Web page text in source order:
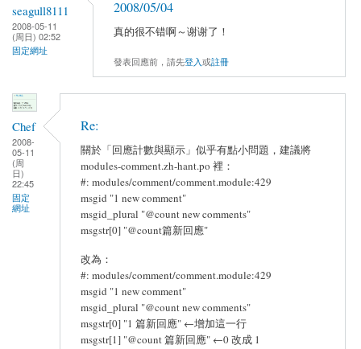
seagull8111
2008-05-11
(周日) 02:52
固定網址
2008/05/04
真的很不错啊～谢谢了！
發表回應前，請先登入或註冊
Chef
2008-
05-11
(周
日)
22:45
固定
網址
Re:
關於「回應計數與顯示」似乎有點小問題，建議將
modules-comment.zh-hant.po 裡：
#: modules/comment/comment.module:429
msgid "1 new comment"
msgid_plural "@count new comments"
msgstr[0] "@count篇新回應"
改為：
#: modules/comment/comment.module:429
msgid "1 new comment"
msgid_plural "@count new comments"
msgstr[0] "1 篇新回應" ←增加這一行
msgstr[1] "@count 篇新回應" ←0 改成 1